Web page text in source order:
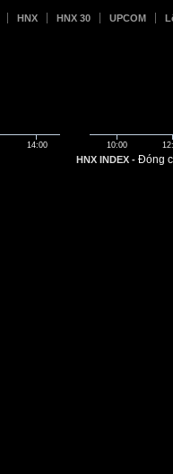
HNX HNX 30 UPCOM
14:00 10:00
HNX INDEX - Đóng